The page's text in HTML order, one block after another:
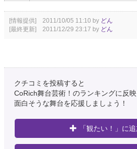
[情報提供] 2011/10/05 11:10 by どん
[最終更新] 2011/12/29 23:17 by どん
クチコミを投稿すると
CoRich舞台芸術！のランキングに反映
面白そうな舞台を応援しましょう！
「観たい！」に